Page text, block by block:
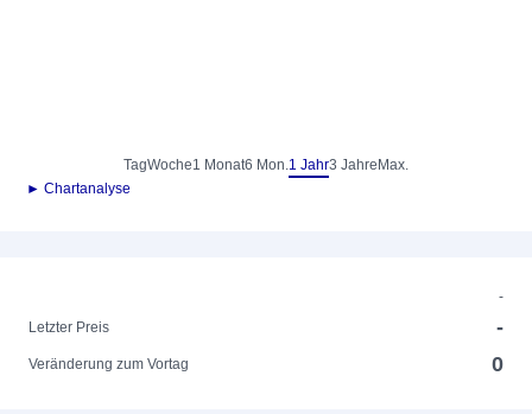
TagWoche1 Monat6 Mon.1 Jahr3 Jahre Max.
► Chartanalyse
-
Letzter Preis
-
Veränderung zum Vortag 0